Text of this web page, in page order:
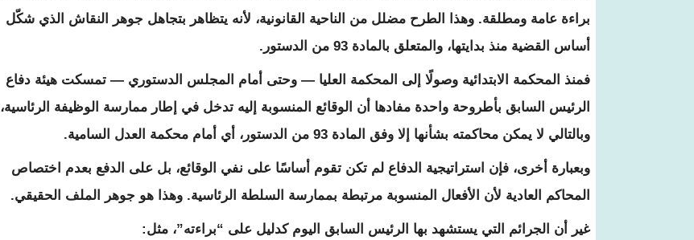
براءة عامة ومطلقة. وهذا الطرح مضلل من الناحية القانونية، لأنه يتظاهر بتجاهل جوهر النقاش الذي شكّل
أساس القضية منذ بدايتها، والمتعلق بالمادة 93 من الدستور.
فمنذ المحكمة الابتدائية وصولًا إلى المحكمة العليا — وحتى أمام المجلس الدستوري — تمسكت هيئة دفاع
الرئيس السابق بأطروحة واحدة مفادها أن الوقائع المنسوبة إليه تدخل في إطار ممارسة الوظيفة الرئاسية،
وبالتالي لا يمكن محاكمته بشأنها إلا وفق المادة 93 من الدستور، أي أمام محكمة العدل السامية.
وبعبارة أخرى، فإن استراتيجية الدفاع لم تكن تقوم أساسًا على نفي الوقائع، بل على الدفع بعدم اختصاص
المحاكم العادية لأن الأفعال المنسوبة مرتبطة بممارسة السلطة الرئاسية. وهذا هو جوهر الملف الحقيقي.
غير أن الجرائم التي يستشهد بها الرئيس السابق اليوم كدليل على “براءته”، مثل: